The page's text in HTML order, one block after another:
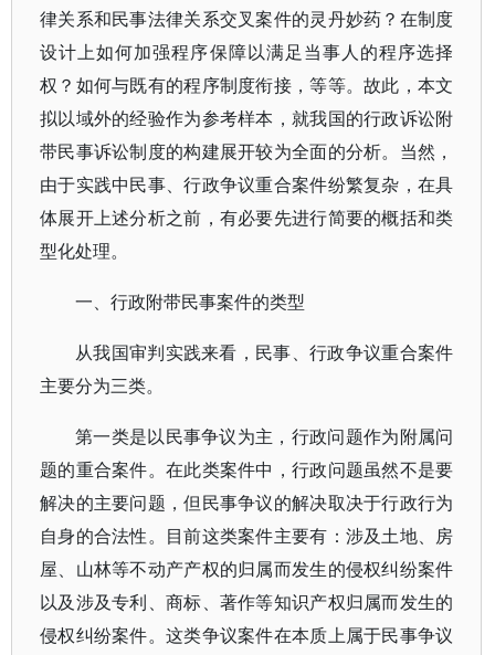
律关系和民事法律关系交叉案件的灵丹妙药？在制度
设计上如何加强程序保障以满足当事人的程序选择
权？如何与既有的程序制度衔接，等等。故此，本文
拟以域外的经验作为参考样本，就我国的行政诉讼附
带民事诉讼制度的构建展开较为全面的分析。当然，
由于实践中民事、行政争议重合案件纷繁复杂，在具
体展开上述分析之前，有必要先进行简要的概括和类
型化处理。
一、行政附带民事案件的类型
从我国审判实践来看，民事、行政争议重合案件
主要分为三类。
第一类是以民事争议为主，行政问题作为附属问
题的重合案件。在此类案件中，行政问题虽然不是要
解决的主要问题，但民事争议的解决取决于行政行为
自身的合法性。目前这类案件主要有：涉及土地、房
屋、山林等不动产产权的归属而发生的侵权纠纷案件
以及涉及专利、商标、著作等知识产权归属而发生的
侵权纠纷案件。这类争议案件在本质上属于民事争议